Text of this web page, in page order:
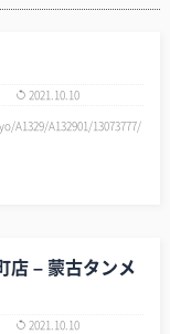
2021.10.10
店 – 蒙古タンメ
2021.10.10